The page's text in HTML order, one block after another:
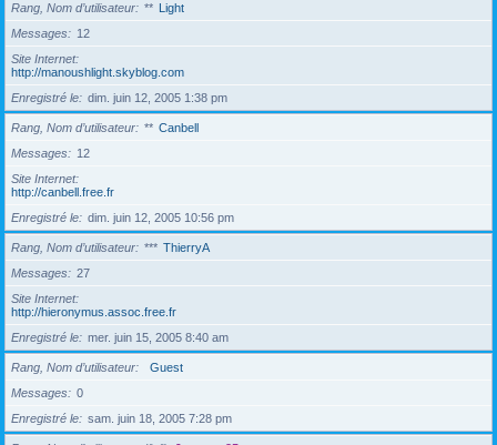
Rang, Nom d’utilisateur ** Light
Messages
12
Site Internet
http://manoushlight.skyblog.com
Enregistré le
dim. juin 12, 2005 1:38 pm
Rang, Nom d’utilisateur ** Canbell
Messages
12
Site Internet
http://canbell.free.fr
Enregistré le
dim. juin 12, 2005 10:56 pm
Rang, Nom d’utilisateur *** ThierryA
Messages
27
Site Internet
http://hieronymus.assoc.free.fr
Enregistré le
mer. juin 15, 2005 8:40 am
Rang, Nom d’utilisateur
Guest
Messages
0
Enregistré le
sam. juin 18, 2005 7:28 pm